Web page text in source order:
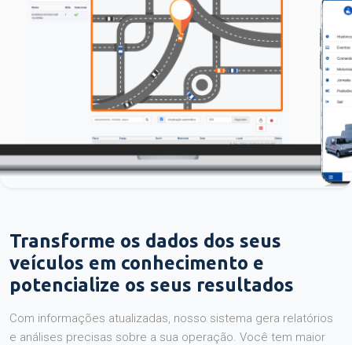
Transforme os dados dos seus
veículos em conhecimento e
potencialize os seus resultados
Com informações atualizadas, nosso sistema gera relatórios
e análises precisas sobre a sua operação. Você tem maior